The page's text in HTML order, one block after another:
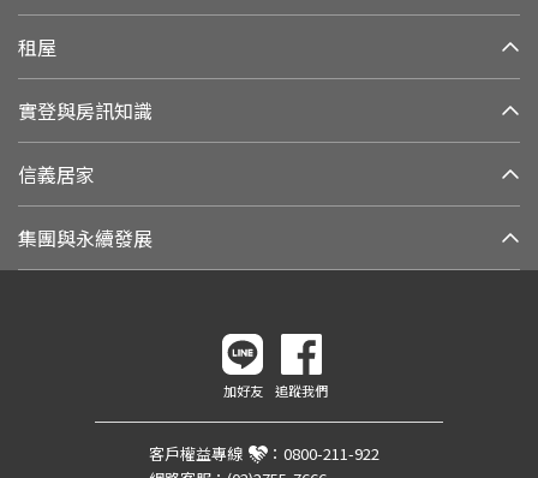
租屋
實登與房訊知識
信義居家
集團與永續發展
加好友 追蹤我們
客戶權益專線 ： 0800-211-922